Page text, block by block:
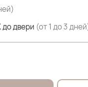
ОТ 90см; ОЖ
ОЖ 110; ОБ 120
двери (от 1 до 3